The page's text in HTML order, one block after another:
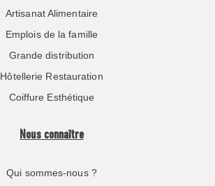
Artisanat Alimentaire
Emplois de la famille
Grande distribution
Hôtellerie Restauration
Coiffure Esthétique
Nous connaître
Qui sommes-nous ?